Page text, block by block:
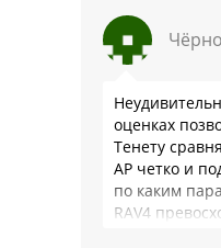
оценках
Тенету
АР четко и
по каким
RAV4